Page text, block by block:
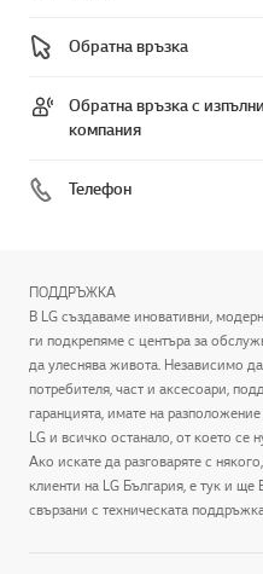
Обратна връзка
Обратна връзка с
компания
Телефон
ПОДДРЪЖКА
В LG създаваме иновативни,
ги подкрепяме с центъра за
да улеснява живота. Независимо
потребителя, част и аксесоари,
гаранцията, имате на
LG и всичко останало, от което се
Ако искате да разговаряте с
клиенти на LG България, е тук и
свързани с техническата